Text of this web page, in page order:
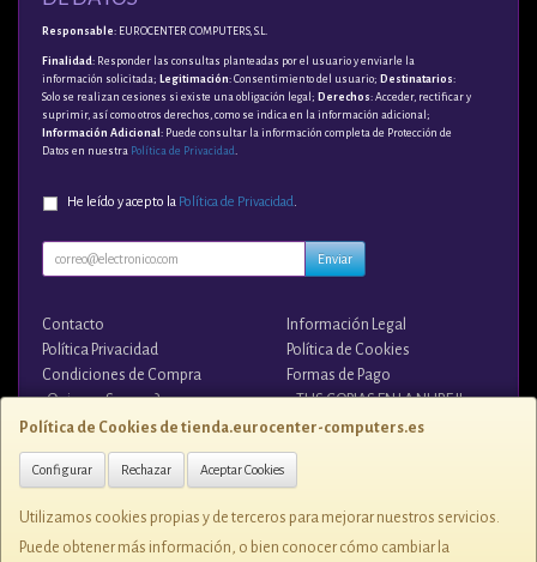
Política de Cookies de tienda.eurocenter-computers.es
Configurar Rechazar Aceptar Cookies
Utilizamos cookies propias y de terceros para mejorar nuestros servicios.
Puede obtener más información, o bien conocer cómo cambiar la
Responsable: EUROCENTER COMPUTERS, S.L.
Finalidad: Responder las consultas planteadas por el usuario y enviarle la
información solicitada; Legitimación: Consentimiento del usuario; Destinatarios:
Solo se realizan cesiones si existe una obligación legal; Derechos: Acceder, rectificar y
suprimir, así como otros derechos, como se indica en la información adicional;
Información Adicional : Puede consultar la información completa de Protección de
Datos en nuestra Política de Privacidad.
He leído y acepto la Política de Privacidad.
Enviar
Contacto
Información Legal
Política Privacidad
Política de Cookies
Condiciones de Compra
Formas de Pago
¿Quienes Somos?
¡¡ TUS COPIAS EN LA NUBE !!
Contacto
tienda@eurocenter-computers.es